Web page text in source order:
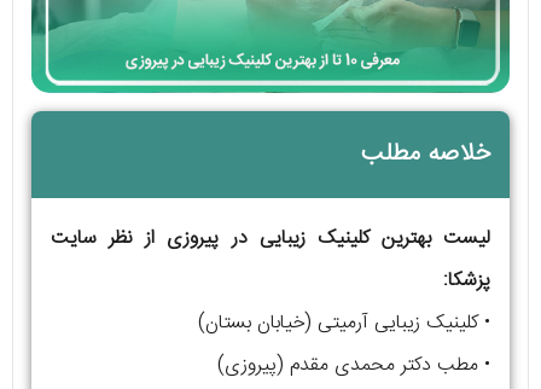
خلاصه مطلب
لیست بهترین کلینیک زیبایی در پیروزی از نظر سایت
پزشکا:
• کلینیک زیبایی آرمیتی (خیابان بستان)
• مطب دکتر محمدی مقدم (پیروزی)